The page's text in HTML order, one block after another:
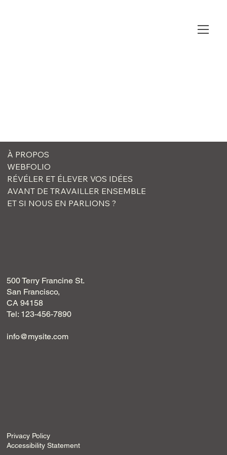
500 Terry Francine St.
San Francisco,
CA 94158
Tel: 123-456-7890
info@mysite.com
À PROPOS
WEBFOLIO
RÉVÉLER ET ÉLEVER VOS IDÉES
AVANT DE TRAVAILLER ENSEMBLE
ET SI NOUS EN PARLIONS ?
Privacy Policy
Accessibility Statement